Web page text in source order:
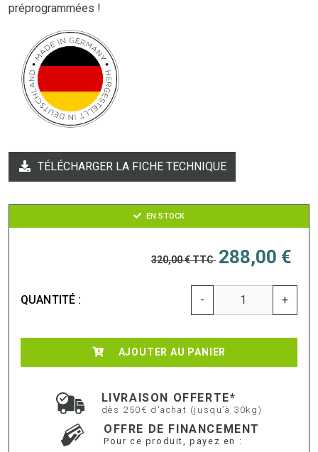
préprogrammées !
TÉLÉCHARGER LA FICHE TECHNIQUE
EN STOCK
320,00 €TTC 288,00 €
QUANTITÉ : - +
AJOUTER AU PANIER
LIVRAISON OFFERTE*
dès 250€ d'achat (jusqu’à 30kg)
OFFRE DE FINANCEMENT
Pour ce produit, payez en :